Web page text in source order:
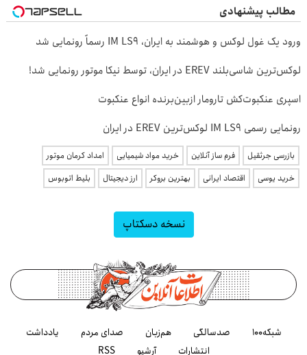
مطالب پیشنهادی
ورود یک غول لوکس و هوشمند به ایران، IM LS9 رسماً رونمایی شد
لوکس‌ترین شاسی‌بلند EREV در ایران، توسط نیکا موتور رونمایی شد!
اسپری عنکبوت‌‌کش تارومار ازبین‌برنده انواع عنکبوت
رونمایی رسمی IM LS9 لوکس‌ترین EREV در ایران
بازرسی جرثقیل فرم ساز آنلاین خرید مواد شیمیایی
امداد کرمان موتور
خرید یوسی
اقتصاد ایرانی بهترین بروکر ارز دیجیتال بلیط اتوبوس
نسخه دسکتاپ
شبکه۱۰۰ صدسالگی هم‌زبان صدای مردم
یادداشت
انتشارات
آرشیو RSS